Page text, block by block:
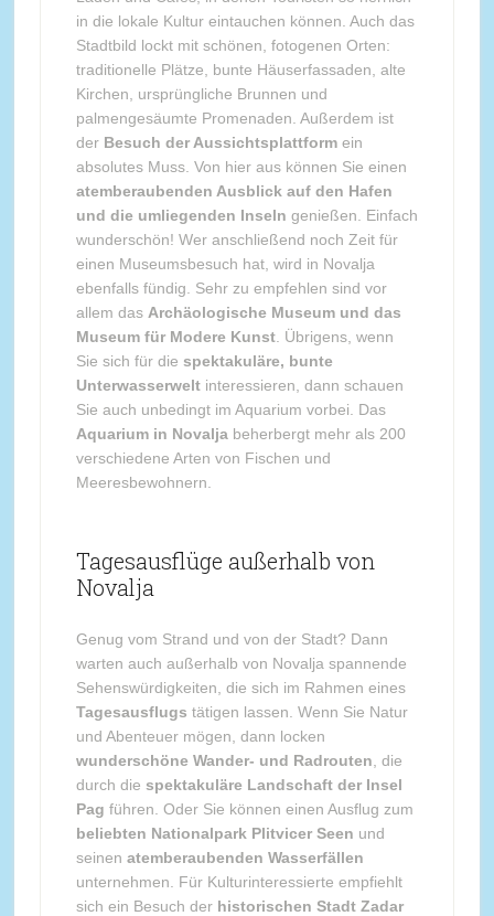
in die lokale Kultur eintauchen können. Auch das
Stadtbild lockt mit schönen, fotogenen Orten:
traditionelle Plätze, bunte Häuserfassaden, alte
Kirchen, ursprüngliche Brunnen und
palmengesäumte Promenaden. Außerdem ist
der Besuch der Aussichtsplattformein
absolutes Muss. Von hier aus können Sie einen
atemberaubenden Ausblick auf den Hafen
und die umliegenden Inseln genießen. Einfach
wunderschön! Wer anschließend noch Zeit für
einen Museumsbesuch hat, wird in Novalja
ebenfalls fündig. Sehr zu empfehlen sind vor
allem das Archäologische Museum und das
Museum für Modere Kunst. Übrigens, wenn
Sie sich für die spektakuläre, bunte
Unterwasserweltinteressieren, dann schauen
Sie auch unbedingt im Aquarium vorbei. Das
Aquarium in Novaljabeherbergt mehr als 200
verschiedene Arten von Fischen und
Meeresbewohnern.
Tagesausflüge außerhalb von
Novalja
Genug vom Strand und von der Stadt? Dann
warten auch außerhalb von Novalja spannende
Sehenswürdigkeiten, die sich im Rahmen eines
Tagesausflugs tätigen lassen. Wenn Sie Natur
und Abenteuer mögen, dann locken
wunderschöne Wander- und Radrouten , die
durch die spektakuläre Landschaft der Insel
Pag führen. Oder Sie können einen Ausflug zum
beliebten Nationalpark Plitvicer Seen und
seinen atemberaubenden Wasserfällen
unternehmen. Für Kulturinteressierte empfiehlt
sich ein Besuch der historischen Stadt Zadar